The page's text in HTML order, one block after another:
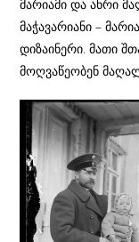
მარიამი და ანრი
მაჭავარიანი –
დიზაინერი. მათი
მოღვაწეობენ